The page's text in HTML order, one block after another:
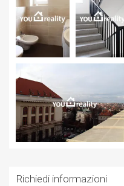
Richiedi informazioni